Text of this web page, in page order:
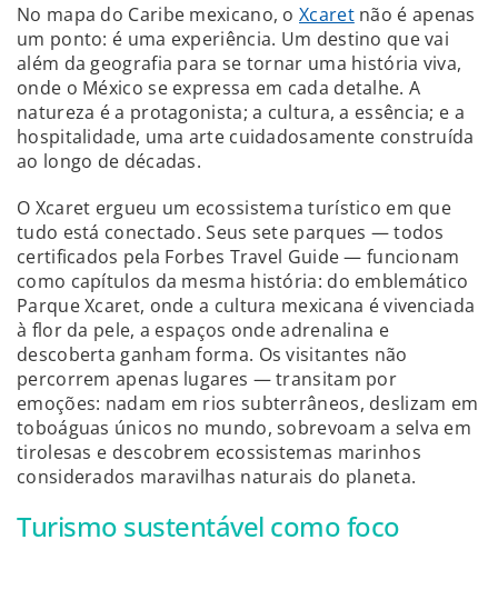
No mapa do Caribe mexicano, oXcaretnão é apenas
um ponto: é uma experiência. Um destino que vai
além da geografia para se tornar uma história viva,
onde o México se expressa em cada detalhe. A
natureza é a protagonista; a cultura, a essência; e a
hospitalidade, uma arte cuidadosamente construída
ao longo de décadas.
O Xcaret ergueu um ecossistema turístico em que
tudo está conectado. Seus sete parques — todos
certificados pela Forbes Travel Guide — funcionam
como capítulos da mesma história: do emblemático
Parque Xcaret, onde a cultura mexicana é vivenciada
à flor da pele, a espaços onde adrenalina e
descoberta ganham forma. Os visitantes não
percorrem apenas lugares — transitam por
emoções: nadam em rios subterrâneos, deslizam em
toboáguas únicos no mundo, sobrevoam a selva em
tirolesas e descobrem ecossistemas marinhos
considerados maravilhas naturais do planeta.
Turismo sustentável como foco